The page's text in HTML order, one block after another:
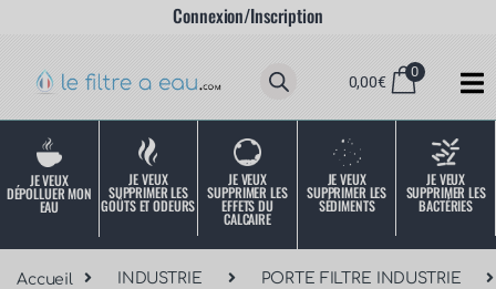
Connexion/Inscription
0,00€
0
JE VEUX
DÉPOLLUER MON
EAU
JE VEUX
SUPPRIMER LES
GOÛTS ET ODEURS
JE VEUX
SUPPRIMER LES
EFFETS DU
CALCAIRE
JE VEUX
SUPPRIMER LES
SÉDIMENTS
JE VEUX
SUPPRIMER LES
BACTÉRIES
Accueil INDUSTRIE PORTE FILTRE INDUSTRIE